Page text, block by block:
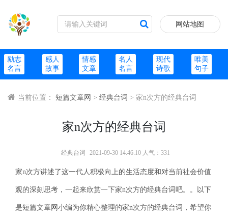
网站地图
励志
名言
感人
故事
情感
文章
名人
名言
现代
诗歌
唯美
句子
当前位置： 短篇文章网 > 经典台词 > 家n次方的经典台词
家n次方的经典台词
经典台词 2021-09-30 14:46:10 人气：331
家n次方讲述了这一代人积极向上的生活态度和对当前社会价值
观的深刻思考，一起来欣赏一下家n次方的经典台词吧。。以下
是短篇文章网小编为你精心整理的家n次方的经典台词，希望你